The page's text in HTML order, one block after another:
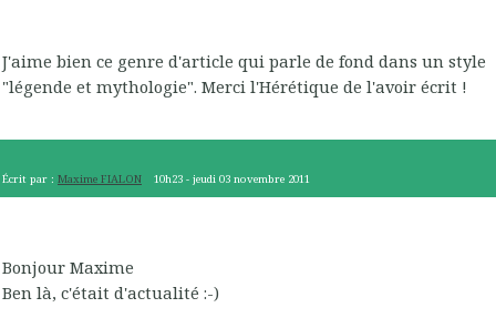
J'aime bien ce genre d'article qui parle de fond dans un style
"légende et mythologie". Merci l'Hérétique de l'avoir écrit !
Écrit par : Maxime FIALON 10h23 -jeudi 03 novembre 2011
Bonjour Maxime
Ben là, c'était d'actualité :-)